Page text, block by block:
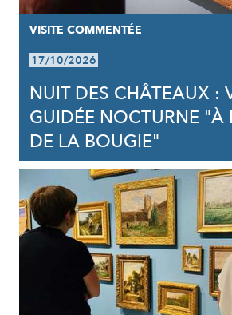
VISITE COMMENTÉE
17/10/2026
NUIT DES CHÂTEAUX :
GUIDÉE NOCTURNE "À
DE LA BOUGIE"